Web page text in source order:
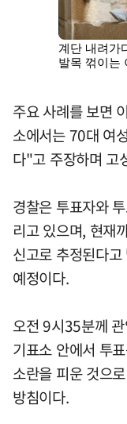
주요 사례를 보면
소에서는 70대 여
다"고 주장하며 고
경찰은 투표자와
리고 있으며, 현재
신고로 추정된다
예정이다.
오전 9시35분께
기표소 안에서 투
소란을 피운 것으
방침이다.